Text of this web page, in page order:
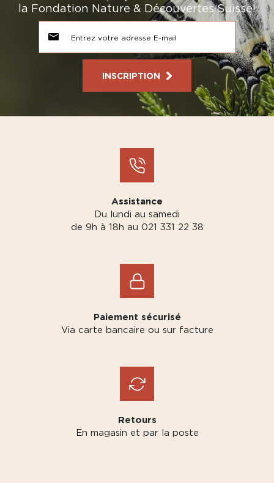
la Fondation Nature & Découvertes Suisse!
INSCRIPTION
Assistance
Du lundi au samedi
de 9h à 18h au 021 331 22 38
Paiement sécurisé
Via carte bancaire ou sur facture
Retours
En magasin et par la poste